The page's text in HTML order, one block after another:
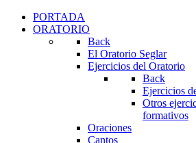
PORTADA
ORATORIO
Back
El Oratorio Seglar
Ejercicios del Oratorio
Back
Ejercicios
Otros
formativos
Oraciones
Cantos